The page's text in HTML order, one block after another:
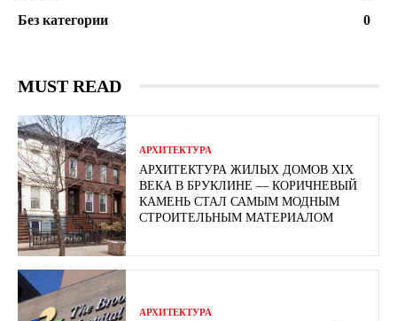
Без категории
0
MUST READ
АРХИТЕКТУРА
АРХИТЕКТУРА ЖИЛЫХ ДОМОВ XIX
ВЕКА В БРУКЛИНЕ — КОРИЧНЕВЫЙ
КАМЕНЬ СТАЛ САМЫМ МОДНЫМ
СТРОИТЕЛЬНЫМ МАТЕРИАЛОМ
АРХИТЕКТУРА